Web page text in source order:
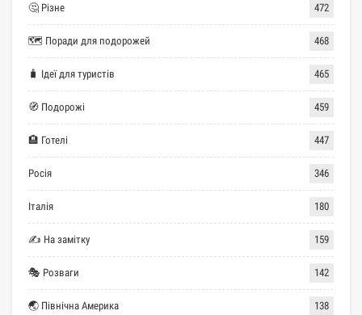
🤔 Різне 472
🗺 Поради для подорожей 468
🧳 Ідеї для туристів 465
🧭 Подорожі 459
🏨 Готелі 447
Росія 346
Італія 180
✍ На замітку 159
🎭 Розваги 142
🌏 Північна Америка 138